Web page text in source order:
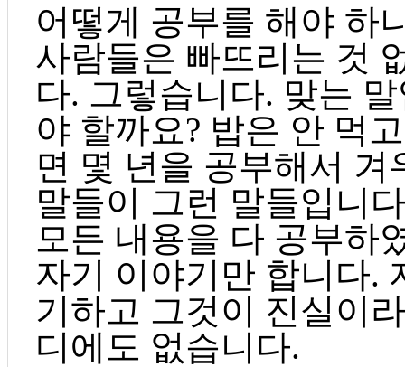
어떻게 공부를 해야 하
사람들은 빠뜨리는 것
다. 그렇습니다. 맞는
야 할까요? 밥은 안 먹
면 몇 년을 공부해서
말들이 그런 말들입니
모든 내용을 다 공부하
자기 이야기만 합니다.
기하고 그것이 진실이
디에도 없습니다.